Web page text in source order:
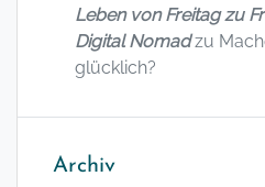
Leben von Freitag zu
Digital Nomadzu
glücklich?
Archiv